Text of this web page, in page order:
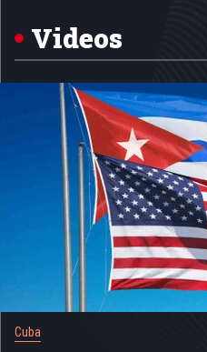
Videos
Cuba